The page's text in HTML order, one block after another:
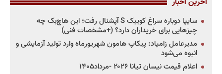
سایپا دوباره سراغ کوییک S آپشنال رفت؛ این هاچ‌بک چه
چیزهایی برای خریداران دارد؟ (+مشخصات فنی)
مدیرعامل زامیاد: پیکاپ هامون شهریورماه وارد تولید آزمایشی و
انبوه می‌شود
اعلام قیمت نیسان تیانا ۲۰۲۶ -مرداد۱۴۰۵